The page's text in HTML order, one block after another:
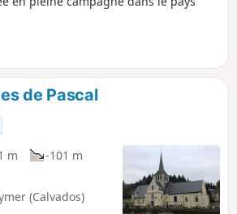
de Pascal
m
-101 m
(Calvados)